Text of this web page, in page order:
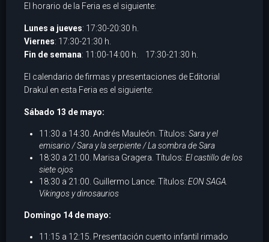
El horario de la Feria es el siguiente:
Lunes a jueves: 17:30-20:30 h.
Viernes: 17:30-21:30 h.
Fin de semana: 11:00-14:00 h. 17:30-21:30 h.
El calendario de firmas y presentaciones de Editorial
Drakul en esta Feria es el siguiente:
Sábado 13 de mayo:
11:30 a 14:30. Andrés Mauleón. Títulos: Sara y el
emisario / Sara y la serpiente / La sombra de Sara
18:30 a 21:00. Marisa Gragera. Títulos: El castillo de los
siete ojos
18:30 a 21:00. Guillermo Lance. Títulos: EON SAGA.
Vikingos y dinosaurios
Domingo 14 de mayo:
11:15 a 12:15. Presentación cuento infantil rimado